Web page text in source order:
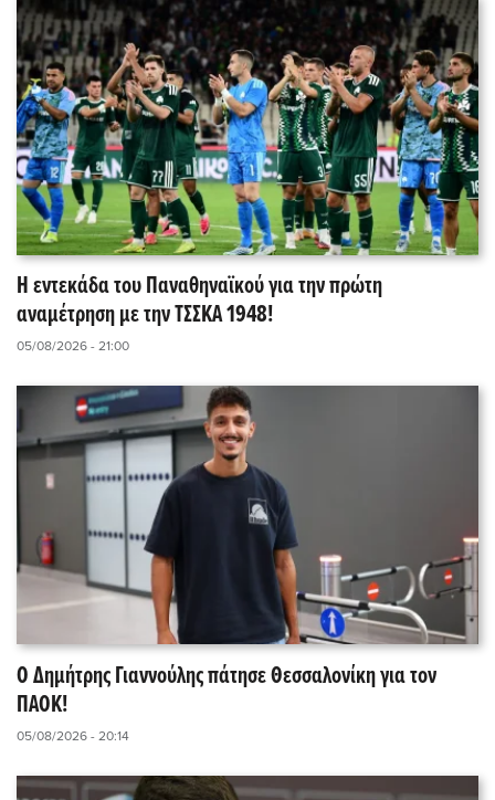
Η εντεκάδα του Παναθηναϊκού για την πρώτη
αναμέτρηση με την ΤΣΣΚΑ 1948!
05/08/2026 - 21:00
Ο Δημήτρης Γιαννούλης πάτησε Θεσσαλονίκη για τον
ΠΑΟΚ!
05/08/2026 - 20:14